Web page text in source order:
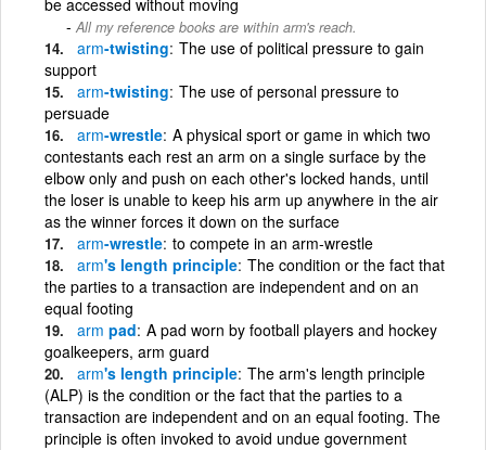
All my reference books are within arm's reach.
arm-twisting The use of political pressure to gain
support
arm-twisting The use of personal pressure to
persuade
arm-wrestle A physical sport or game in which two
contestants each rest an arm on a single surface by the
elbow only and push on each other's locked hands, until
the loser is unable to keep his arm up anywhere in the air
as the winner forces it down on the surface
arm-wrestle to compete in an arm-wrestle
arm's length principle The condition or the fact that
the parties to a transaction are independent and on an
equal footing
arm pad A pad worn by football players and hockey
goalkeepers, arm guard
arm's length principle The arm's length principle
(ALP) is the condition or the fact that the parties to a
transaction are independent and on an equal footing. The
principle is often invoked to avoid undue government